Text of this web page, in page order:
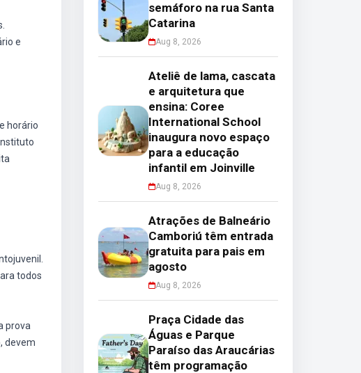
e
horário
todos
prova
devem
semáforo na rua Santa
Catarina
Aug 8, 2026
Ateliê de lama, cascata
e arquitetura que
ensina: Coree
International School
inaugura novo espaço
para a educação
infantil em Joinville
Aug 8, 2026
Atrações de Balneário
Camboriú têm entrada
gratuita para pais em
agosto
Aug 8, 2026
Praça Cidade das
Águas e Parque
Paraíso das Araucárias
têm programação